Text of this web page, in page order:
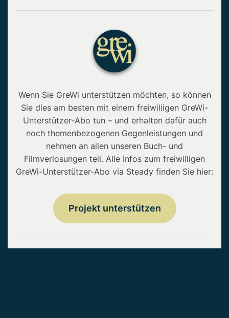
Wenn Sie GreWi unterstützen möchten, so können
Sie dies am besten mit einem freiwiliigen GreWi-
Unterstützer-Abo tun – und erhalten dafür auch
noch themenbezogenen Gegenleistungen und
nehmen an allen unseren Buch- und
Filmverlosungen teil. Alle Infos zum freiwilligen
GreWi-Unterstützer-Abo via Steady finden Sie hier:
Projekt unterstützen